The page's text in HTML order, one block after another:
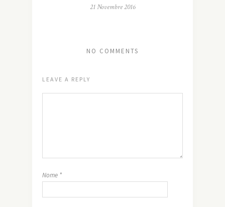
21 Novembre 2016
NO COMMENTS
LEAVE A REPLY
Nome *